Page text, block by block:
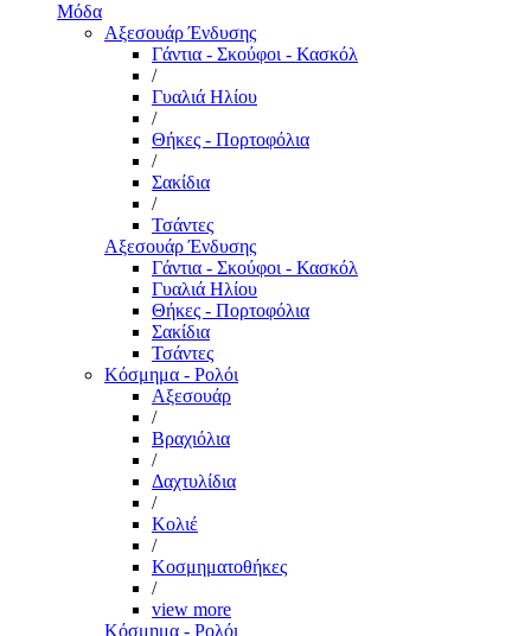
Μόδα
Αξεσουάρ Ένδυσης
Γάντια - Σκούφοι - Κασκόλ
/
Γυαλιά Ηλίου
/
Θήκες - Πορτοφόλια
/
Σακίδια
/
Τσάντες
Αξεσουάρ Ένδυσης
Γάντια - Σκούφοι - Κασκόλ
Γυαλιά Ηλίου
Θήκες - Πορτοφόλια
Σακίδια
Τσάντες
Κόσμημα - Ρολόι
Αξεσουάρ
/
Βραχιόλια
/
Δαχτυλίδια
/
Κολιέ
/
Κοσμηματοθήκες
/
view more
Κόσμημα - Ρολόι